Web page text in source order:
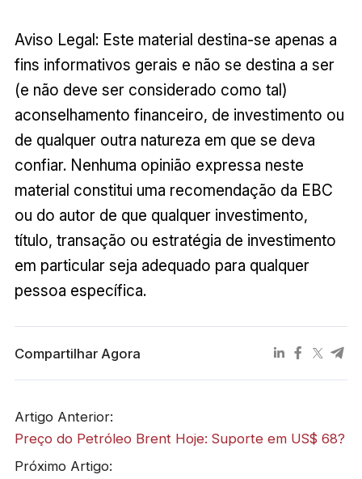
Aviso Legal: Este material destina-se apenas a
fins informativos gerais e não se destina a ser
(e não deve ser considerado como tal)
aconselhamento financeiro, de investimento ou
de qualquer outra natureza em que se deva
confiar. Nenhuma opinião expressa neste
material constitui uma recomendação da EBC
ou do autor de que qualquer investimento,
título, transação ou estratégia de investimento
em particular seja adequado para qualquer
pessoa específica.
Compartilhar Agora
Artigo Anterior:
Preço do Petróleo Brent Hoje: Suporte em US$ 68?
Próximo Artigo: